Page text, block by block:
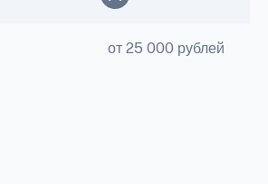
от 25 000 рублей